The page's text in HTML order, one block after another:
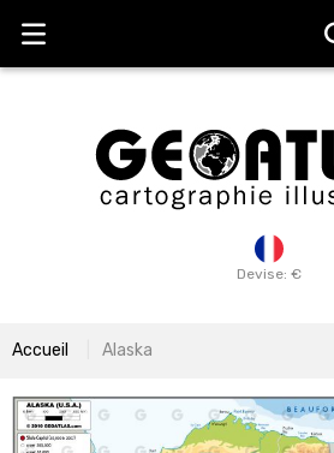
Devise: €
Accueil Alaska